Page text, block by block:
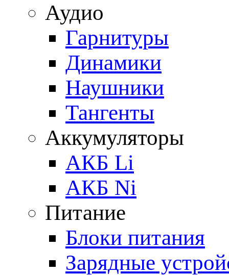
Аудио
Гарнитуры
Динамики
Наушники
Тангенты
Аккумуляторы
АКБ Li
АКБ Ni
Питание
Блоки питания
Зарядные